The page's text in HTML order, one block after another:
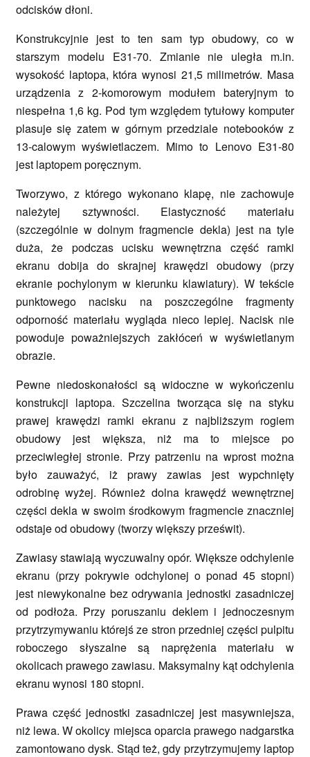
odcisków dłoni.
Konstrukcyjnie jest to ten sam typ obudowy, co w
starszym modelu E31-70. Zmianie nie uległa m.in.
wysokość laptopa, która wynosi 21,5 milimetrów. Masa
urządzenia z 2-komorowym modułem bateryjnym to
niespełna 1,6 kg. Pod tym względem tytułowy komputer
plasuje się zatem w górnym przedziale notebooków z
13-calowym wyświetlaczem. Mimo to Lenovo E31-80
jest laptopem poręcznym.
Tworzywo, z którego wykonano klapę, nie zachowuje
należytej sztywności. Elastyczność materiału
(szczególnie w dolnym fragmencie dekla) jest na tyle
duża, że podczas ucisku wewnętrzna część ramki
ekranu dobija do skrajnej krawędzi obudowy (przy
ekranie pochylonym w kierunku klawiatury). W tekście
punktowego nacisku na poszczególne fragmenty
odporność materiału wygląda nieco lepiej. Nacisk nie
powoduje poważniejszych zakłóceń w wyświetlanym
obrazie.
Pewne niedoskonałości są widoczne w wykończeniu
konstrukcji laptopa. Szczelina tworząca się na styku
prawej krawędzi ramki ekranu z najbliższym rogiem
obudowy jest większa, niż ma to miejsce po
przeciwległej stronie. Przy patrzeniu na wprost można
było zauważyć, iż prawy zawias jest wypchnięty
odrobinę wyżej. Również dolna krawędź wewnętrznej
części dekla w swoim środkowym fragmencie znaczniej
odstaje od obudowy (tworzy większy prześwit).
Zawiasy stawiają wyczuwalny opór. Większe odchylenie
ekranu (przy pokrywie odchylonej o ponad 45 stopni)
jest niewykonalne bez odrywania jednostki zasadniczej
od podłoża. Przy poruszaniu deklem i jednoczesnym
przytrzymywaniu którejś ze stron przedniej części pulpitu
roboczego słyszalne są naprężenia materiału w
okolicach prawego zawiasu. Maksymalny kąt odchylenia
ekranu wynosi 180 stopni.
Prawa część jednostki zasadniczej jest masywniejsza,
niż lewa. W okolicy miejsca oparcia prawego nadgarstka
zamontowano dysk. Stąd też, gdy przytrzymujemy laptop